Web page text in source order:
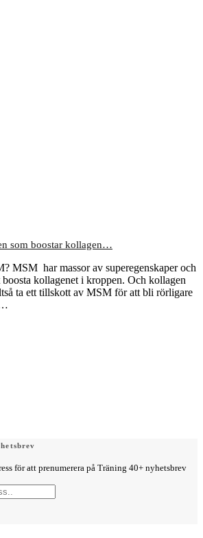
som boostar kollagen…
MSM har massor av superegenskaper och
kollagenet i kroppen. Och kollagen
ta ett tillskott av MSM för att bli rörligare
för att prenumerera på Träning 40+ nyhetsbrev